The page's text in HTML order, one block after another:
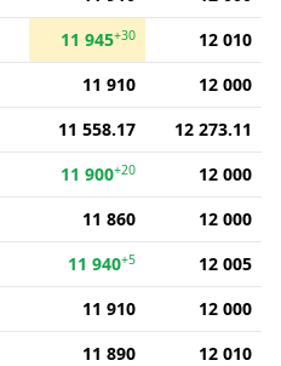
11 945+30
12 010
11 910
12 000
11 558.17
12 273.11
11 900+20
12 000
11 860
12 000
11 940+5
12 005
11 910
12 000
11 890
12 010